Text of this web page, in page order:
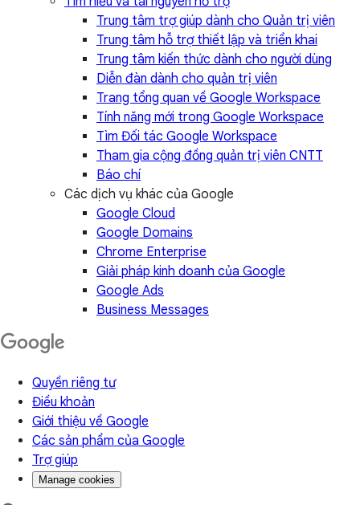
Trung tâm trợ giúp dành cho Quản trị viên
Trung tâm hỗ trợ thiết lập và triển khai
Trung tâm kiến thức dành cho người dùng
Diễn đàn dành cho quản trị viên
Trang tổng quan về Google Workspace
Tính năng mới trong Google Workspace
Tìm Đối tác Google Workspace
Tham gia cộng đồng quản trị viên CNTT
Báo chí
Các dịch vụ khác của Google
Google Cloud
Google Domains
Chrome Enterprise
Giải pháp kinh doanh của Google
Google Ads
Business Messages
Quyền riêng tư
Điều khoản
Giới thiệu về Google
Các sản phẩm của Google
Trợ giúp
Manage cookies